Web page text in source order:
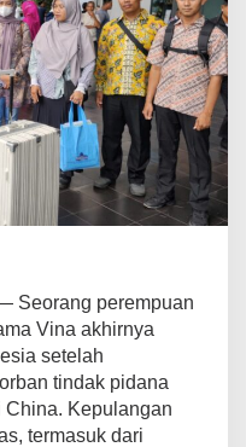
Seorang perempuan
Vina akhirnya
setelah
tindak pidana
China. Kepulangan
termasuk dari